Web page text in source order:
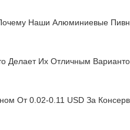
Наши Алюминиевые
Делает Их Отличным
От 0.02-0.11 USD За